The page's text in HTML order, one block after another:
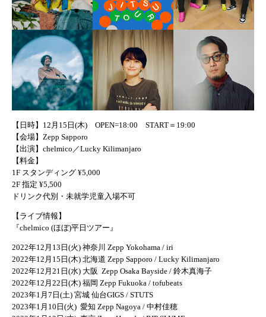
【日時】12月15日(木) OPEN=18:00 START＝19:00
【会場】Zepp Sapporo
【出演】chelmico／Lucky Kilimanjaro
【料金】
1F スタンディング ¥5,000
2F 指定 ¥5,500
ドリンク代別・未就学児童入場不可
【ライブ情報】
『chelmico (ほぼ)平日ツアー』
2022年12月13日(火) 神奈川 Zepp Yokohama / iri
2022年12月15日(木) 北海道 Zepp Sapporo / Lucky Kilimanjaro
2022年12月21日(水) 大阪 Zepp Osaka Bayside / 鈴木真海子
2022年12月22日(木) 福岡 Zepp Fukuoka / tofubeats
2023年1月7日(土) 宮城 仙台GIGS / STUTS
2023年1月10日(火) 愛知 Zepp Nagoya / 中村佳穂